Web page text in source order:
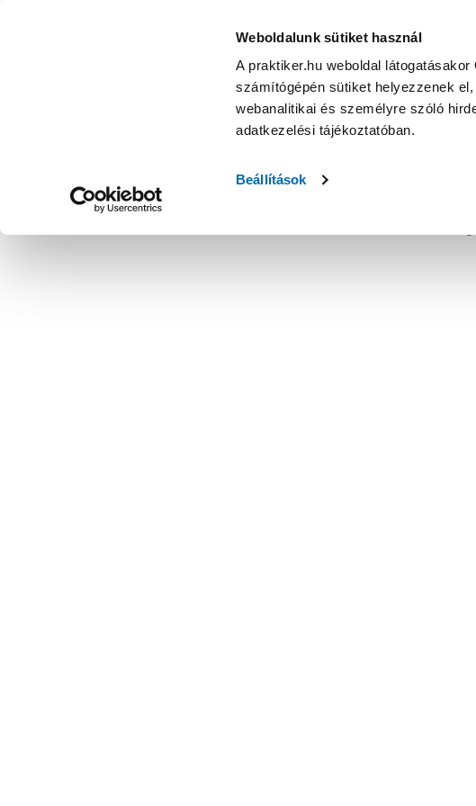
Weboldalunk sütiket használ
A praktiker.hu weboldal
számítógépén sütiket helyezzenek
webanalitikai és személyre szóló
adatkezelési tájékoztatóban.
Beállítások